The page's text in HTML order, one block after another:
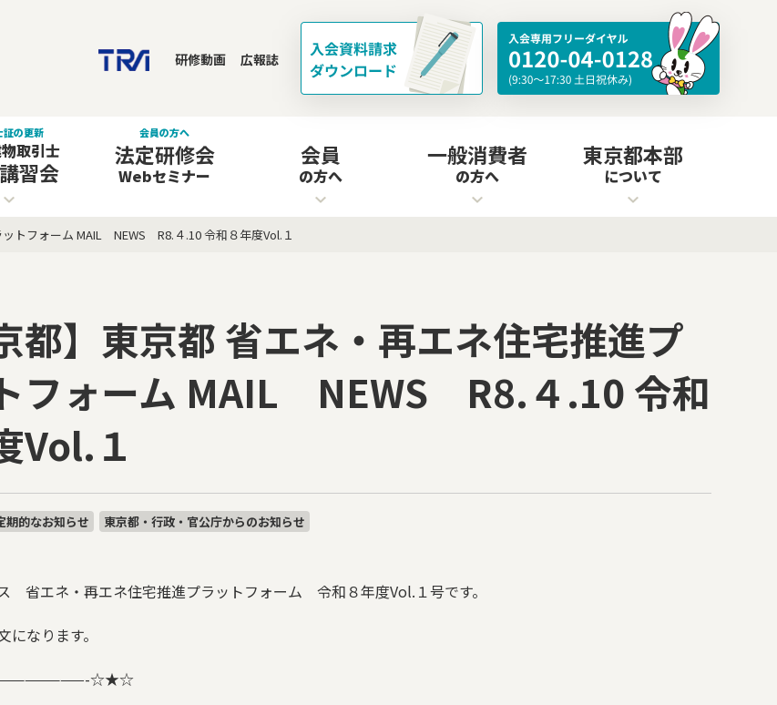
研修動画 広報誌
証の更新
取引士
習会
会員の方へ
法定研修会
Webセミナー
会員
の方へ
一般消費者
の方へ
東京都本部
について
トフォーム MAIL NEWS R8.４.10 令和８年度Vol.１
都】東京都 省エネ・再エネ住宅推進プ
フォーム MAIL NEWS R8.４.10 令和
Vol.１
期的なお知らせ 東京都・行政・官公庁からのお知らせ
省エネ・再エネ住宅推進プラットフォーム 令和８年度Vol.１号です。
になります。
☆★☆